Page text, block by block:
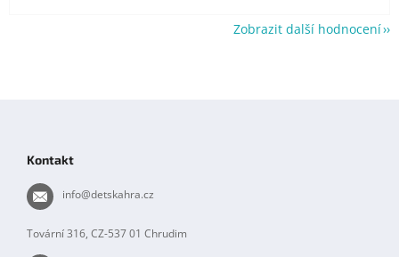
Zobrazit další hodnocení
Kontakt
info@detskahra.cz
Tovární 316, CZ-537 01 Chrudim